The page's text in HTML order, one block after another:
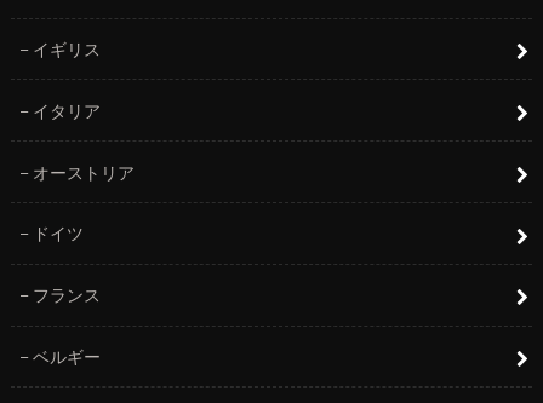
イギリス
イタリア
オーストリア
ドイツ
フランス
ベルギー